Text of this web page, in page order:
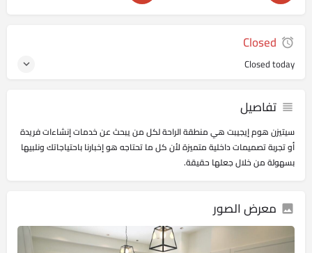
Closed
Closed today
تفاصيل
سيتيزن هوم إيجيبت هي منطقة الراحة لكل من يبحث عن خدمات إنشاءات فريدة
أو تجربة تصميمات داخلية متميزة لأن كل ما تحتاجه هو إخبارنا باحتياجاتك ونلبيها
بسهولة من خلال جعلها حقيقة.
معرض الصور